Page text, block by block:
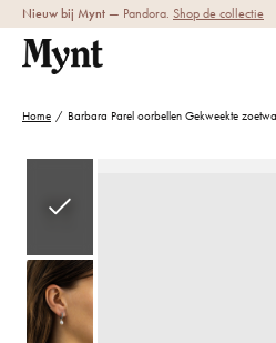
Nieuw bij Mynt — Pandora. Shop de collectie
Home / Barbara Parel oorbellen Gekweekte